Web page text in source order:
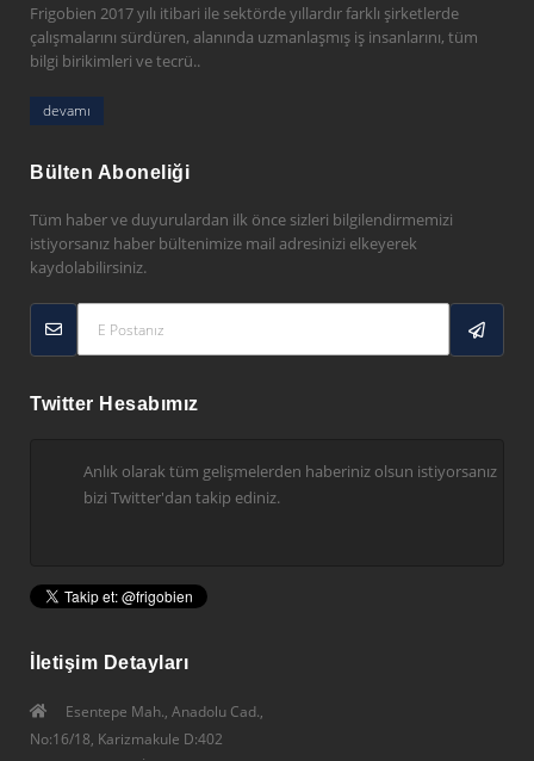
Frigobien 2017 yılı itibari ile sektörde yıllardır farklı şirketlerde
çalışmalarını sürdüren, alanında uzmanlaşmış iş insanlarını, tüm
bilgi birikimleri ve tecrü..
devamı
Bülten Aboneliği
Tüm haber ve duyurulardan ilk önce sizleri bilgilendirmemizi
istiyorsanız haber bültenimize mail adresinizi elkeyerek
kaydolabilirsiniz.
Twitter Hesabımız
Anlık olarak tüm gelişmelerden haberiniz olsun istiyorsanız
bizi Twitter'dan takip ediniz.
İletişim Detayları
Esentepe Mah., Anadolu Cad.,
No:16/18, Karizmakule D:402